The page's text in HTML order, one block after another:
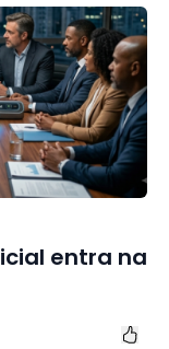
entra na